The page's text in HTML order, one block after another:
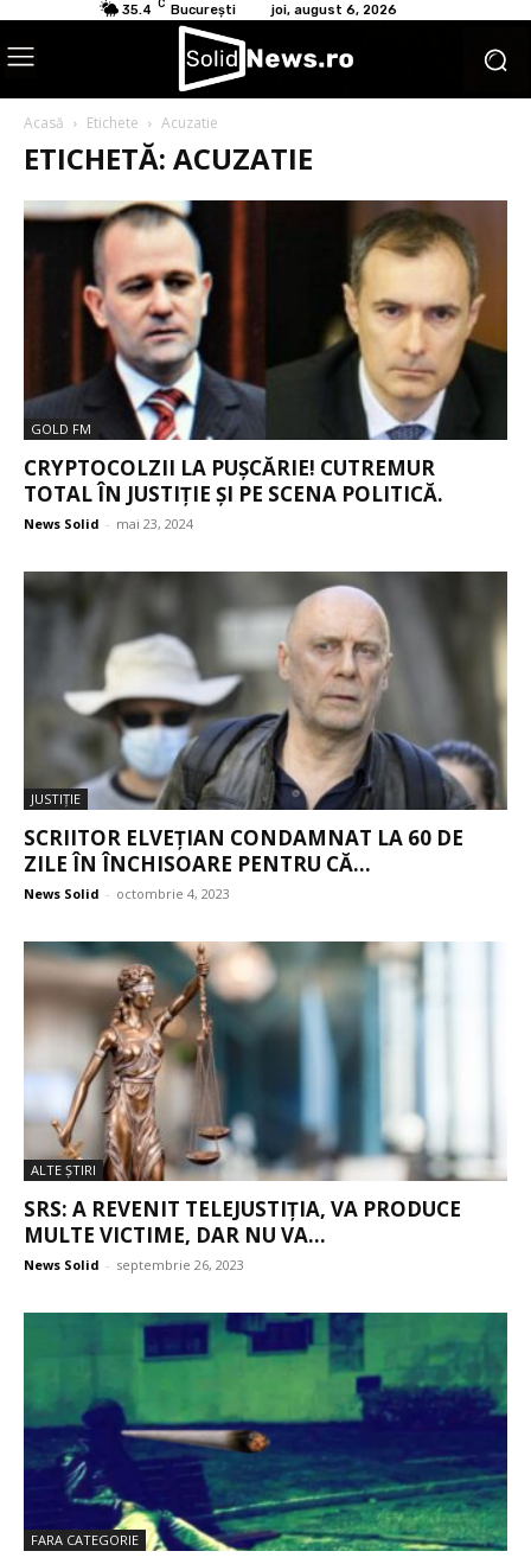
35.4 C București joi, august 6, 2026
Acasă Etichete Acuzatie
ETICHETĂ: ACUZATIE
GOLD FM
CRYPTOCOLZII LA PUȘCĂRIE! CUTREMUR
TOTAL ÎN JUSTIȚIE ȘI PE SCENA POLITICĂ.
News Solid - mai 23, 2024
JUSTIŢIE
SCRIITOR ELVEȚIAN CONDAMNAT LA 60 DE
ZILE ÎN ÎNCHISOARE PENTRU CĂ...
News Solid - octombrie 4, 2023
ALTE ŞTIRI
SRS: A REVENIT TELEJUSTIȚIA, VA PRODUCE
MULTE VICTIME, DAR NU VA...
News Solid - septembrie 26, 2023
FARA CATEGORIE